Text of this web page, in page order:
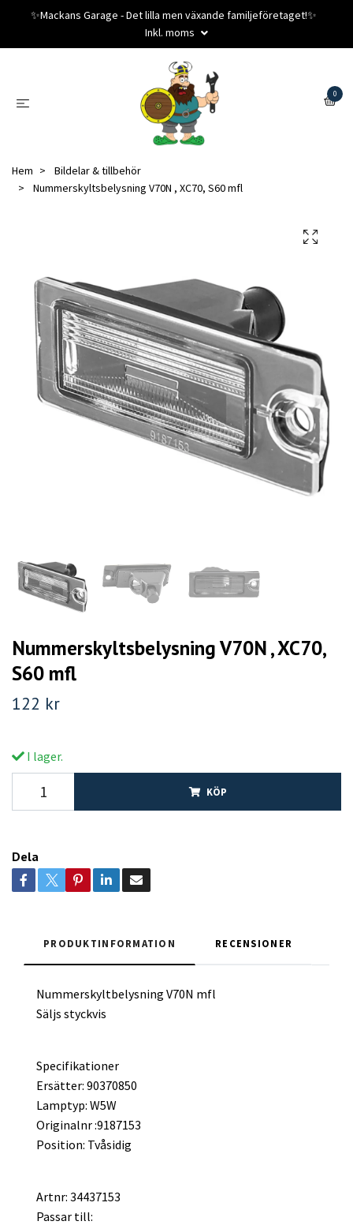
✨️Mackans Garage - Det lilla men växande familjeföretaget!✨️
Inkl. moms
0
Hem
Bildelar & tillbehör
Nummerskyltsbelysning V70N , XC70, S60 mfl
Nummerskyltsbelysning V70N , XC70,
S60 mfl
122 kr
I lager.
KÖP
Dela
PRODUKTINFORMATION RECENSIONER
Nummerskyltbelysning V70N mfl
Säljs styckvis
Specifikationer
Ersätter: 90370850
Lamptyp: W5W
Originalnr :9187153
Position: Tvåsidig
Artnr: 34437153
Passar till: